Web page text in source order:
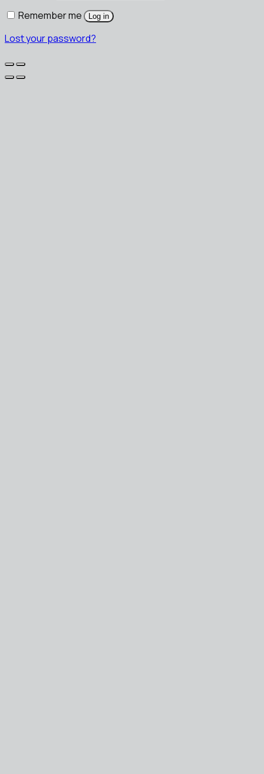
Remember me
Log in
Lost your password?